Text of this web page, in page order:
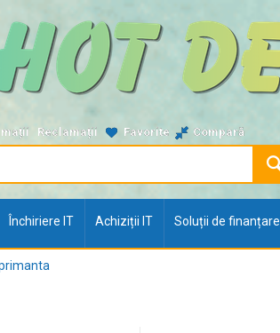
Reclamații Favorite Compară
Închiriere IT Achiziții IT Soluții de finanțare